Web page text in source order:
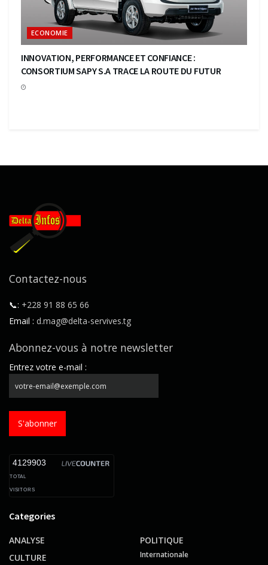
ECONOMIE
INNOVATION, PERFORMANCE ET CONFIANCE :
CONSORTIUM SAPY S.A TRACE LA ROUTE DU FUTUR
Contactez-nous
📞: +228 91 88 65 66
Email : d.mag@delta-servives.tg
Abonnez-vous à notre newsletter
Entrez votre e-mail :
S'abonner
4129903
TOTAL
VISITORS
Categories
ANALYSE
CULTURE
POLITIQUE
Internationale